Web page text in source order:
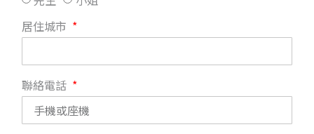
居住城市
聯絡電話